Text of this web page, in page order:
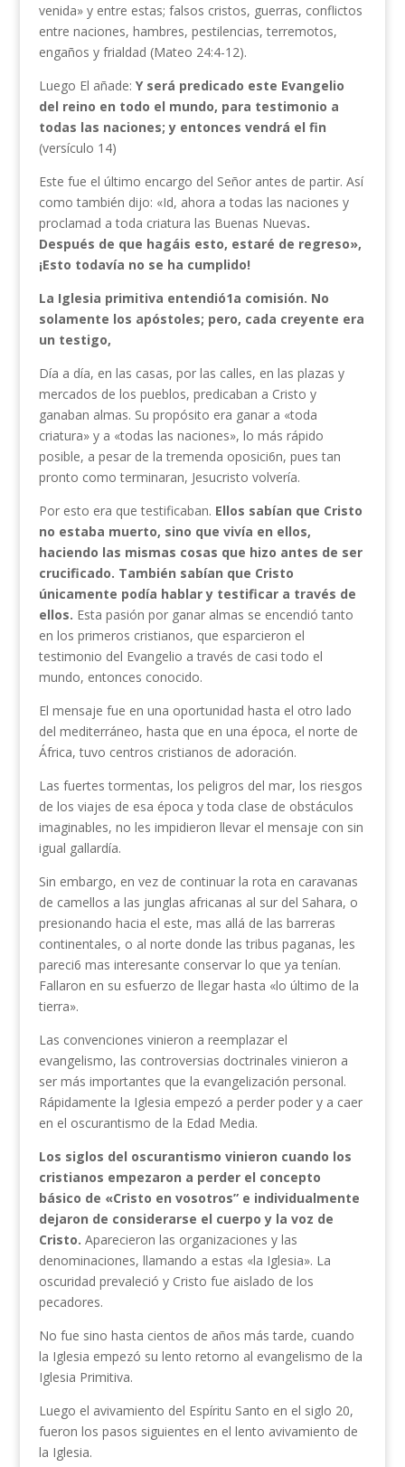
venida» y entre estas; falsos cristos, guerras, conflictos
entre naciones, hambres, pestilencias, terremotos,
engaños y frialdad (Mateo 24:4-12).
Luego El añade: Y será predicado este Evangelio
del reino en todo el mundo, para testimonio a
todas las naciones; y entonces vendrá el fin
(versículo 14)
Este fue el último encargo del Señor antes de partir. Así
como también dijo: «Id, ahora a todas las naciones y
proclamad a toda criatura las Buenas Nuevas.
Después de que hagáis esto, estaré de regreso»,
¡Esto todavía no se ha cumplido!
La Iglesia primitiva entendió1a comisión. No
solamente los apóstoles; pero, cada creyente era
un testigo,
Día a día, en las casas, por las calles, en las plazas y
mercados de los pueblos, predicaban a Cristo y
ganaban almas. Su propósito era ganar a «toda
criatura» y a «todas las naciones», lo más rápido
posible, a pesar de la tremenda oposici6n, pues tan
pronto como terminaran, Jesucristo volvería.
Por esto era que testificaban. Ellos sabían que Cristo
no estaba muerto, sino que vivía en ellos,
haciendo las mismas cosas que hizo antes de ser
crucificado. También sabían que Cristo
únicamente podía hablar y testificar a través de
ellos. Esta pasión por ganar almas se encendió tanto
en los primeros cristianos, que esparcieron el
testimonio del Evangelio a través de casi todo el
mundo, entonces conocido.
El mensaje fue en una oportunidad hasta el otro lado
del mediterráneo, hasta que en una época, el norte de
África, tuvo centros cristianos de adoración.
Las fuertes tormentas, los peligros del mar, los riesgos
de los viajes de esa época y toda clase de obstáculos
imaginables, no les impidieron llevar el mensaje con sin
igual gallardía.
Sin embargo, en vez de continuar la rota en caravanas
de camellos a las junglas africanas al sur del Sahara, o
presionando hacia el este, mas allá de las barreras
continentales, o al norte donde las tribus paganas, les
pareci6 mas interesante conservar lo que ya tenían.
Fallaron en su esfuerzo de llegar hasta «lo último de la
tierra».
Las convenciones vinieron a reemplazar el
evangelismo, las controversias doctrinales vinieron a
ser más importantes que la evangelización personal.
Rápidamente la Iglesia empezó a perder poder y a caer
en el oscurantismo de la Edad Media.
Los siglos del oscurantismo vinieron cuando los
cristianos empezaron a perder el concepto
básico de «Cristo en vosotros” e individualmente
dejaron de considerarse el cuerpo y la voz de
Cristo. Aparecieron las organizaciones y las
denominaciones, llamando a estas «la Iglesia». La
oscuridad prevaleció y Cristo fue aislado de los
pecadores.
No fue sino hasta cientos de años más tarde, cuando
la Iglesia empezó su lento retorno al evangelismo de la
Iglesia Primitiva.
Luego el avivamiento del Espíritu Santo en el siglo 20,
fueron los pasos siguientes en el lento avivamiento de
la Iglesia.